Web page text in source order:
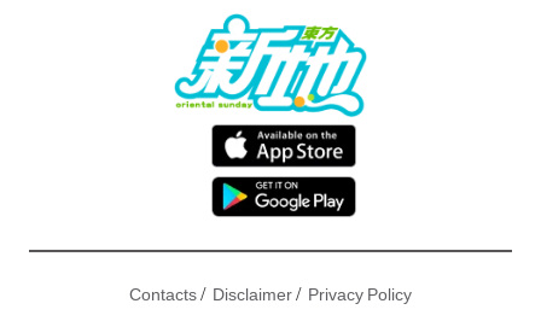
Contacts/ Disclaimer/ Privacy Policy